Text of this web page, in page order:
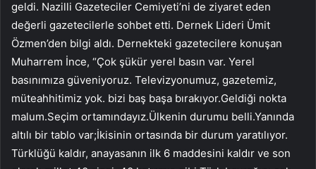
geldi. Nazilli Gazeteciler Cemiyeti’ni de ziyaret eden
değerli gazetecilerle sohbet etti. Dernek Lideri Ümit
Özmen’den bilgi aldı. Dernekteki gazetecilere konuşan
Muharrem İnce, “Çok şükür yerel basın var. Yerel
basınımıza güveniyoruz. Televizyonumuz, gazetemiz,
müteahhitimiz yok. bizi baş başa bırakıyor.Geldiği nokta
malum.Seçim ortamındayız.Ülkenin durumu belli.Yanında
altılı bir tablo var;İkisinin ortasında bir durum yaratılıyor.
Türklüğü kaldır, anayasanın ilk 6 maddesini kaldır ve son